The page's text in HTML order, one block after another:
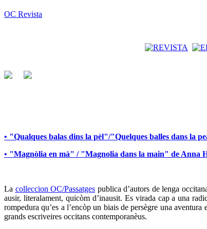
OC Revista
• "Qualques balas dins la pèl"/"Quelques balles dans la
• "Magnòlia en mà" / "Magnolia dans la main" de Anna
La colleccion OC/Passatges publica d’autors de lenga
ausir, literalament, quicòm d’inausit. Es virada cap a una
rompedura qu’es a l’encòp un biais de persègre una
grands escriveires occitans contemporanèus.